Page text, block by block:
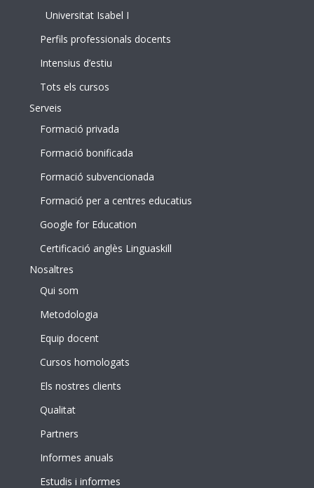
Universitat Isabel I
Perfils professionals docents
Intensius d’estiu
Tots els cursos
Serveis
Formació privada
Formació bonificada
Formació subvencionada
Formació per a centres educatius
Google for Education
Certificació anglès Linguaskill
Nosaltres
Qui som
Metodologia
Equip docent
Cursos homologats
Els nostres clients
Qualitat
Partners
Informes anuals
Estudis i informes